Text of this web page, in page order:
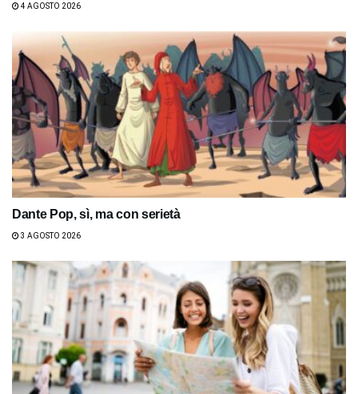
4 AGOSTO 2026
Dante Pop, sì, ma con serietà
3 AGOSTO 2026